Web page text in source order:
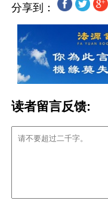
分享到：
读者留言反馈: